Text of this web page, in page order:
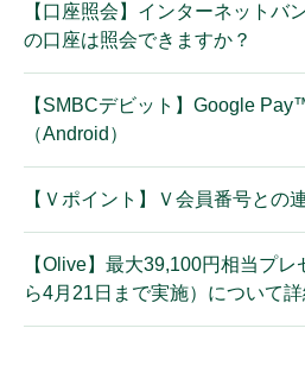
【口座照会】インターネットバ
の口座は照会できますか？
【SMBCデビット】Google
（Android）
【Ｖポイント】Ｖ会員番号との
【Olive】最大39,100円相当プ
ら4月21日まで実施）について